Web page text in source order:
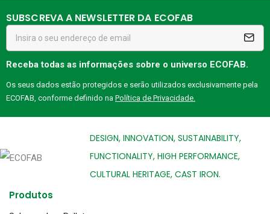
SUBSCREVA A NEWSLETTER DA ECOFAB
Receba todas as informações sobre o universo ECOFAB.
Os seus dados estão protegidos e serão utilizados exclusivamente pela
ECOFAB, conforme definido na Política de Privacidade.
DESIGN, INNOVATION, SUSTAINABILITY,
FUNCTIONALITY, HIGH PERFORMANCE,
CULTURAL HERITAGE, CAST IRON.
Produtos